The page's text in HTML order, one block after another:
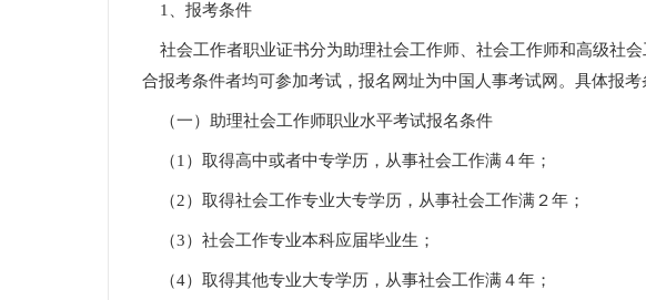
1、报考条件
社会工作者职业证书分为助理社会工作师、社会工作师和高级社
合报考条件者均可参加考试，报名网址为中国人事考试网。具体报考
（一）助理社会工作师职业水平考试报名条件
（1）取得高中或者中专学历，从事社会工作满４年；
（2）取得社会工作专业大专学历，从事社会工作满２年；
（3）社会工作专业本科应届毕业生；
（4）取得其他专业大专学历，从事社会工作满４年；